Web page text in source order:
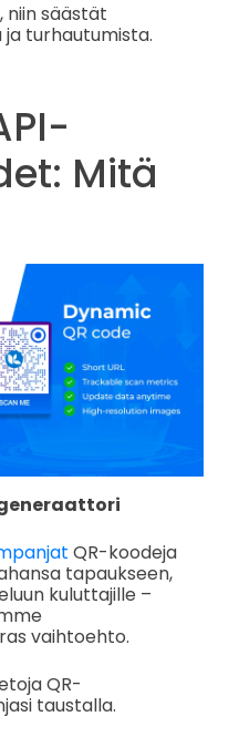
niin säästät
ja turhautumista.
Mitä
QR-koodeja
tapaukseen,
kuluttajille –
vaihtoehto.
QR-
taustalla.